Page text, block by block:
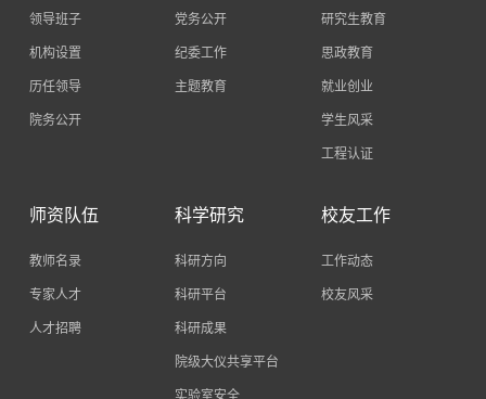
领导班子
机构设置
历任领导
院务公开
党务公开
纪委工作
主题教育
研究生教育
思政教育
就业创业
学生风采
工程认证
师资队伍
教师名录
专家人才
人才招聘
科学研究
科研方向
科研平台
科研成果
院级大仪共享平台
实验室安全
校友工作
工作动态
校友风采